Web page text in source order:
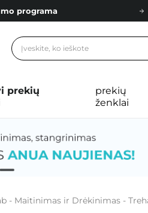
programa
nuo 40,00 €
prekių
prekių
ženklai
- Maitinimas ir Drėkinimas -